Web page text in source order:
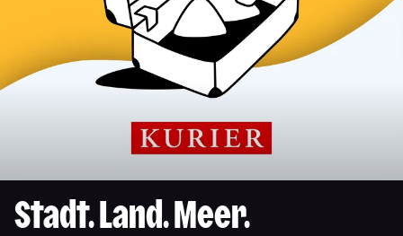
Stadt. Land. Meer.